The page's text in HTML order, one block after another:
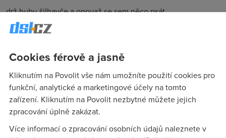
drž hubu šilhavče a opovaž se sem něco psát
Podle posledního testu (26.04.2004 18:23) je rychlost
připojení vašeho počítače DOWN: 635.84 kbps (79.48 kB/s)
UP: 325.072 kbps (40.634 kB/s) odezva(min,avg,max):
49.3ms / 58.4ms / 68.8ms
Marek Vala(30.4.2004 10:34:25)
Cookies férově a jasně
Kliknutím na Povolit vše nám umožníte použití cookies pro
funkční, analytické a marketingové účely na tomto
zařízení. Kliknutím na Povolit nezbytné můžete jejich
zpracování úplně zakázat.
Více informací o zpracování osobních údajů naleznete v